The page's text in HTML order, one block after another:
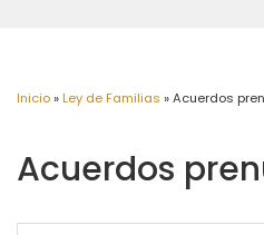
Inicio»Ley de Familias »Acuerdos
Acuerdos